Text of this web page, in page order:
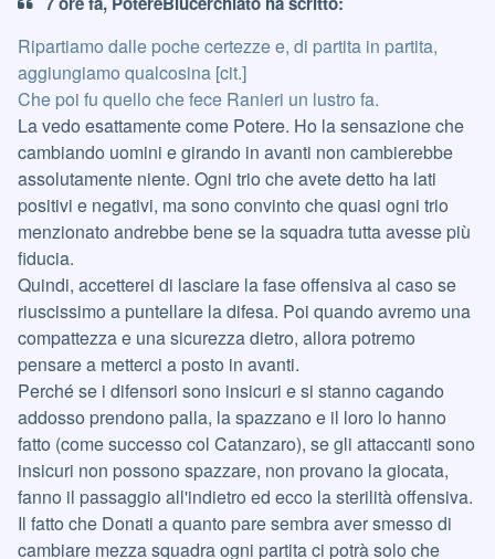
Ripartiamo dalle poche certezze e, di partita in partita,
aggiungiamo qualcosina [cit.]
Che poi fu quello che fece Ranieri un lustro fa.
La vedo esattamente come Potere. Ho la sensazione che
cambiando uomini e girando in avanti non cambierebbe
assolutamente niente. Ogni trio che avete detto ha lati
positivi e negativi, ma sono convinto che quasi ogni trio
menzionato andrebbe bene se la squadra tutta avesse più
fiducia.
Quindi, accetterei di lasciare la fase offensiva al caso se
riuscissimo a puntellare la difesa. Poi quando avremo una
compattezza e una sicurezza dietro, allora potremo
pensare a metterci a posto in avanti.
Perché se i difensori sono insicuri e si stanno cagando
addosso prendono palla, la spazzano e il loro lo hanno
fatto (come successo col Catanzaro), se gli attaccanti sono
insicuri non possono spazzare, non provano la giocata,
fanno il passaggio all'indietro ed ecco la sterilità offensiva.
Il fatto che Donati a quanto pare sembra aver smesso di
cambiare mezza squadra ogni partita ci potrà solo che